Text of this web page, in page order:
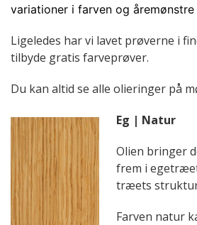
variationer i farven og
Ligeledes har vi lavet prøverne i
tilbyde gratis farveprøver.
Du kan altid se alle olieringer på
Eg | Natur
Olien bringer
frem i
træets
Farven natur